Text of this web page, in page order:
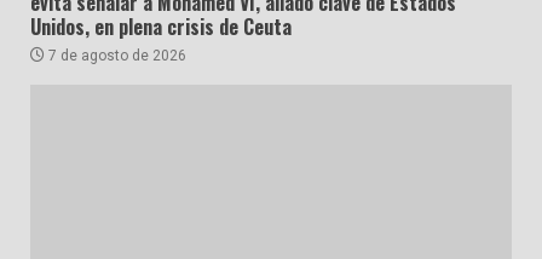
Unidos, en plena crisis de Ceuta
7 de agosto de 2026